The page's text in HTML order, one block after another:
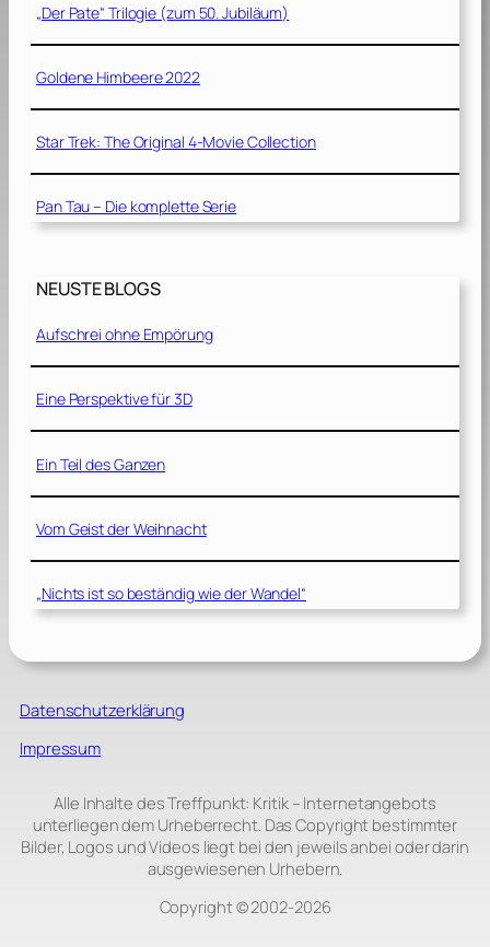
„Der Pate“ Trilogie (zum 50. Jubiläum)
Goldene Himbeere 2022
Star Trek: The Original 4-Movie Collection
Pan Tau – Die komplette Serie
NEUSTE BLOGS
Aufschrei ohne Empörung
Eine Perspektive für 3D
Ein Teil des Ganzen
Vom Geist der Weihnacht
„Nichts ist so beständig wie der Wandel“
Datenschutzerklärung
Impressum
Alle Inhalte des Treffpunkt: Kritik – Internetangebots
unterliegen dem Urheberrecht. Das Copyright bestimmter
Bilder, Logos und Videos liegt bei den jeweils anbei oder darin
ausgewiesenen Urhebern.
Copyright © 2002‑2026